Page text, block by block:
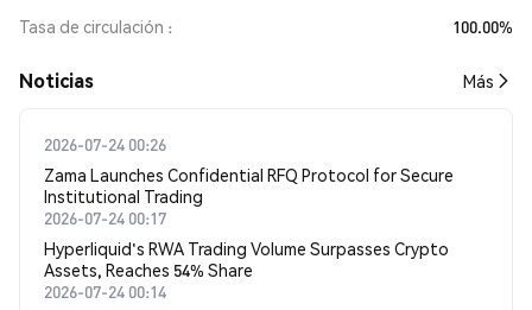
Tasa de circulación
100.00%
Noticias Más
2026-07-24 00:26
Zama Launches Confidential RFQ Protocol for Secure
Institutional Trading
2026-07-24 00:17
Hyperliquid's RWA Trading Volume Surpasses Crypto
Assets, Reaches 54% Share
2026-07-24 00:14